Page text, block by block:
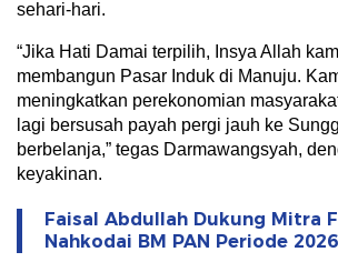
sehari-hari.
“Jika Hati Damai terpilih, Insya Allah
membangun Pasar Induk di Manuju.
meningkatkan perekonomian
lagi bersusah payah pergi jauh ke
berbelanja,” tegas Darmawangsyah,
keyakinan.
Faisal Abdullah Dukung Mitra
Nahkodai BM PAN Periode